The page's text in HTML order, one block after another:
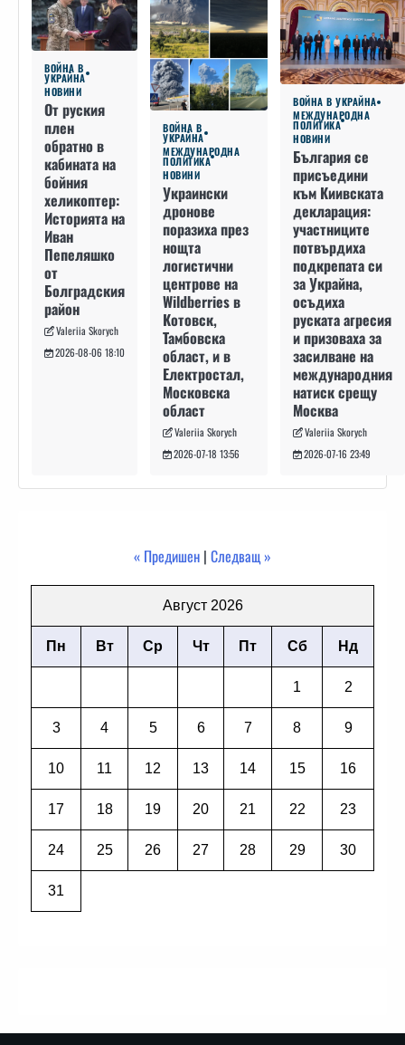
ВОЙНА В
УКРАЙНА
НОВИНИ
От руския
плен
обратно в
кабината на
бойния
хеликоптер:
Историята на
Иван
Пепеляшко
от
Болградския
район
Valeriia Skorych
2026-08-06 18:10
ВОЙНА В
УКРАЙНА
МЕЖДУНАРОДНА
ПОЛИТИКА
НОВИНИ
Украински
дронове
поразиха през
нощта
логистични
центрове на
Wildberries в
Котовск,
Тамбовска
област, и в
Електростал,
Московска
област
Valeriia Skorych
2026-07-18 13:56
ВОЙНА В УКРАЙНА
МЕЖДУНАРОДНА
ПОЛИТИКА
НОВИНИ
България се
присъедини
към Киивската
декларация:
участниците
потвърдиха
подкрепата си
за Украйна,
осъдиха
руската агресия
и призоваха за
засилване на
международния
натиск срещу
Москва
Valeriia Skorych
2026-07-16 23:49
« Предишен | Следващ »
Август 2026
Пн Вт Ср Чт Пт Сб Нд
1 2
3 4 5 6 7 8 9
10 11 12 13 14 15 16
17 18 19 20 21 22 23
24 25 26 27 28 29 30
31